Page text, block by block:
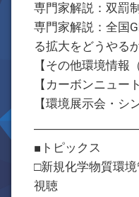
専門家解説：双罰
専門家解説：全国
る拡大をどうやる
【その他環境情報
【カーボンニュー
【環境展示会・シ
■トピックス
□新規化学物質環
視聴